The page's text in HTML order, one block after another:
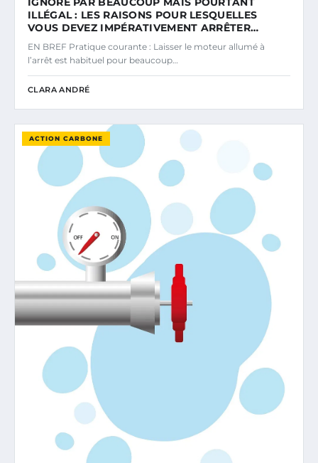
ILLÉGAL : LES RAISONS POUR LESQUELLES
VOUS DEVEZ IMPÉRATIVEMENT ARRÊTER…
EN BREF Pratique courante : Laisser le moteur allumé à
l’arrêt est habituel pour beaucoup…
CLARA ANDRÉ
ACTION CARBONE